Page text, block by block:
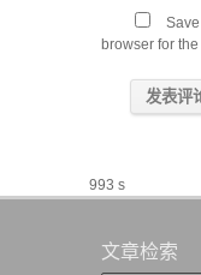
browser for
993 s
文章检索